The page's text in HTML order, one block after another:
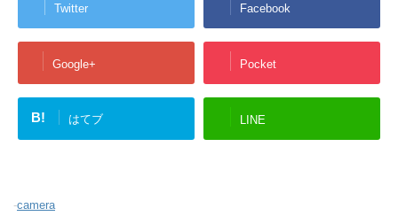
Twitter Facebook
Google+ Pocket
B! はてブ LINE
-camera